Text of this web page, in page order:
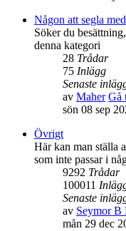
Någon att segla med
Söker du
denna kategori
28 Trådar
75 Inlägg
Senaste
av Maher Gå
sön 08 sep
Övrigt
Här kan man ställa
som inte passar i
9292 Trådar
100011
Senaste
av Seymor B
mån 29 dec